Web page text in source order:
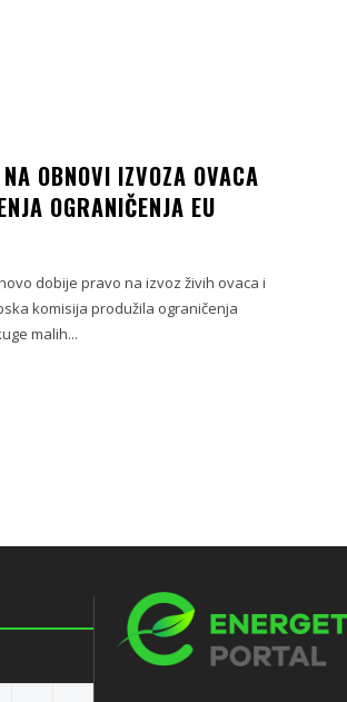
OBNOVI IZVOZA OVACA
OGRANIČENJA EU
dobije pravo na izvoz živih ovaca i
komisija produžila ograničenja
malih...